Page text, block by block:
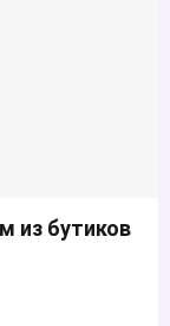
из бутиков